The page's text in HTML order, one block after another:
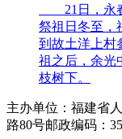
21日，永春
祭祖日冬至，
到故土洋上
祖之后，余光
枝树下。
主办单位：福建省
路80号邮政编码：